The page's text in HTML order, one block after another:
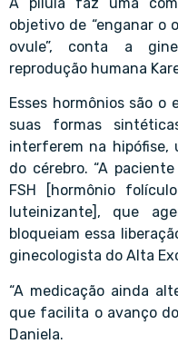
objetivo de “enganar o
ovule”, conta a
reprodução humana
Esses hormônios são o
suas formas
interferem na hipófise,
do cérebro. “A
FSH [hormônio
luteinizante], que
bloqueiam essa
ginecologista do Alta
“A medicação ainda
que facilita o avanço
Daniela.